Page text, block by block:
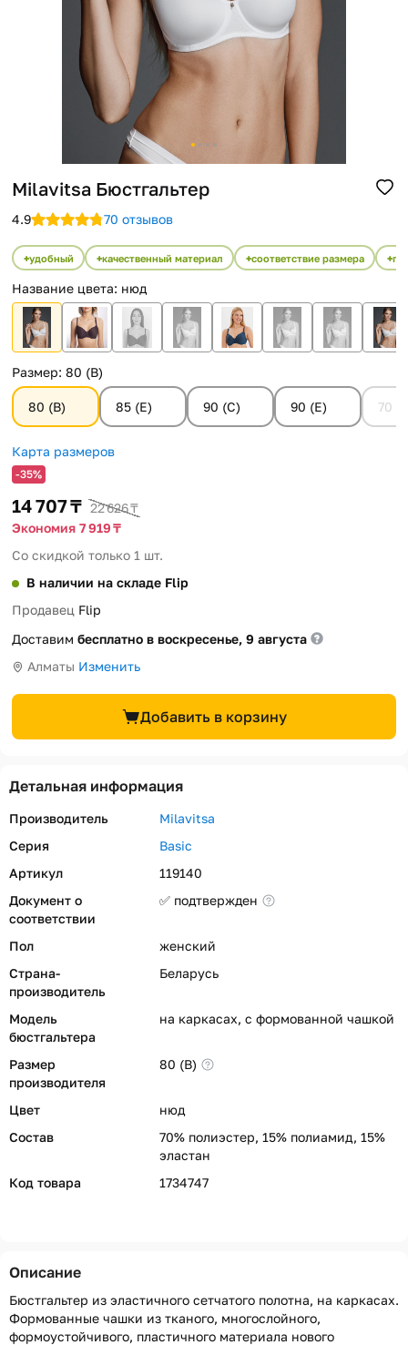
Milavitsa Бюстгальтер
4.9 70 отзывов
удобный качественный материал соответствие размера
Название цвета: нюд
Размер: 80 (B)
80 (B) 85 (E) 90 (C) 90 (E) 70
Карта размеров
-35%
14 707 ₸ 22 626 ₸
Экономия 7 919 ₸
Со скидкой только 1 шт.
В наличии на складе Flip
Продавец Flip
Доставим бесплатно в воскресенье, 9 августа
Алматы Изменить
Добавить в корзину
Детальная информация
Производитель
Milavitsa
Серия
Basic
Артикул
119140
Документ о
соответствии
✅ подтвержден
Пол
женский
Страна-
производитель
Беларусь
Модель
бюстгальтера
на каркасах, с формованной чашкой
Размер
производителя
80 (B)
Цвет
нюд
Состав
70% полиэстер, 15% полиамид, 15%
эластан
Код товара
1734747
Описание
Бюстгальтер из эластичного сетчатого полотна, на каркасах.
Формованные чашки из тканого, многослойного,
формоустойчивого, пластичного материала нового
Способы доставки
Способы оплаты